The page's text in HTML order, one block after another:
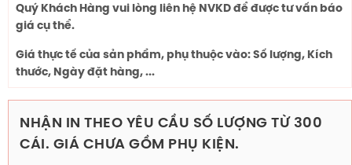
Quý Khách Hàng vui lòng liên hệ NVKD để được tư vấn báo
giá cụ thể.
Giá thực tế của sản phẩm, phụ thuộc vào: Số lượng, Kích
thước, Ngày đặt hàng, ...
NHẬN IN THEO YÊU CẦU SỐ LƯỢNG TỪ 300
CÁI. GIÁ CHƯA GỒM PHỤ KIỆN.